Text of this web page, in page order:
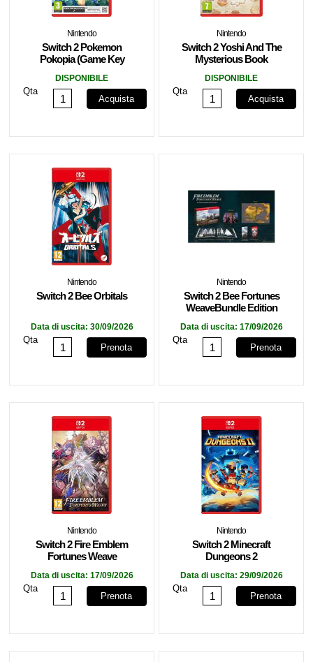
Nintendo
Switch 2 Pokemon
Pokopia (Game Key
DISPONIBILE
Qta
Acquista
Nintendo
Switch 2 Yoshi And The
Mysterious Book
DISPONIBILE
Qta
Acquista
Nintendo
Switch 2 Bee Orbitals
Data di uscita: 30/09/2026
Qta
Prenota
Nintendo
Switch 2 Bee Fortunes
WeaveBundle Edition
Data di uscita: 17/09/2026
Qta
Prenota
Nintendo
Switch 2 Fire Emblem
Fortunes Weave
Data di uscita: 17/09/2026
Qta
Prenota
Nintendo
Switch 2 Minecraft
Dungeons 2
Data di uscita: 29/09/2026
Qta
Prenota